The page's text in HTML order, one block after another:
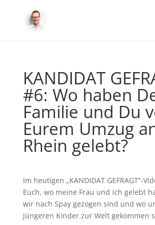
KANDIDAT
#6: Wo haben
Familie und Du
Eurem Umzug
Rhein gelebt?
Im heutigen „KANDIDAT GEFRAGT“-
Euch, wo meine Frau und ich gelebt
wir nach Spay gezogen sind und wo
jüngeren Kinder zur Welt gekommen